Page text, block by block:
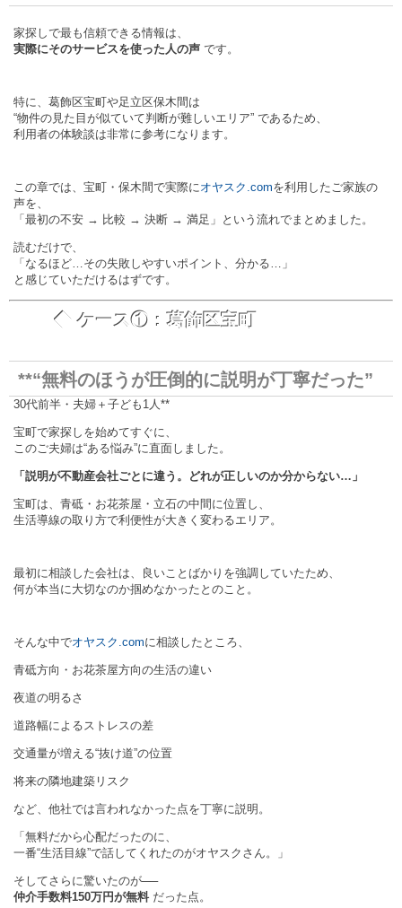
家探しで最も信頼できる情報は、
実際にそのサービスを使った人の声 です。
特に、葛飾区宝町や足立区保木間は
“物件の見た目が似ていて判断が難しいエリア” であるため、
利用者の体験談は非常に参考になります。
この章では、宝町・保木間で実際に オヤスク.comを利用したご家族の
声を、
「最初の不安 → 比較 → 決断 → 満足」という流れでまとめました。
読むだけで、
「なるほど…その失敗しやすいポイント、分かる…」
と感じていただけるはずです。
◆ ケース①：葛飾区宝町
**“無料のほうが圧倒的に説明が丁寧だった”
30代前半・夫婦＋子ども1人**
宝町で家探しを始めてすぐに、
このご夫婦は“ある悩み”に直面しました。
「説明が不動産会社ごとに違う。どれが正しいのか分からない…」
宝町は、青砥・お花茶屋・立石の中間に位置し、
生活導線の取り方で利便性が大きく変わるエリア。
最初に相談した会社は、良いことばかりを強調していたため、
何が本当に大切なのか掴めなかったとのこと。
そんな中でオヤスク.comに相談したところ、
青砥方向・お花茶屋方向の生活の違い
夜道の明るさ
道路幅によるストレスの差
交通量が増える“抜け道”の位置
将来の隣地建築リスク
など、他社では言われなかった点を丁寧に説明。
「無料だから心配だったのに、
一番“生活目線”で話してくれたのがオヤスクさん。」
そしてさらに驚いたのが──
仲介手数料150万円が無料だった点。